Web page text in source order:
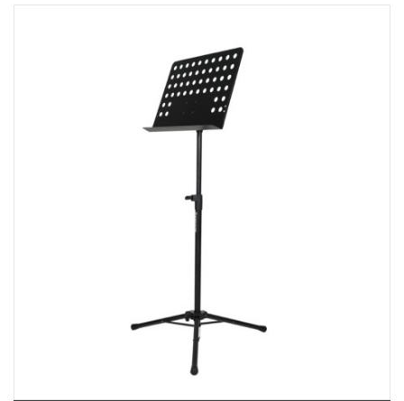
Việt Thương Music - Crescent Mall
6F-01 Tầng 6 Trung Tâm Thương Mại Crescent Mall, 101 Tôn Dật Tiên,
Phường Tân Mỹ, TPHCM, Quận 7, Hồ Chí Minh
Việt Thương Music - 49E Phan Đăng Lưu
49E Phan Đăng Lưu, Phường Bình Thạnh, TPHCM, Quận Bình Thạnh, Hồ
Việt Thương Music - Phường Gò Vấp
Việt Thương Music - 442 Lũy Bán Bích
442 Lũy Bán Bích, Phường Tân Phú, TPHCM, Quận Tân Phú, Hồ Chí Minh
Việt Thương Music - 357 Cộng Hòa
357 Cộng Hòa, Phường Tân Bình, TPHCM, Quận Tân Bình, Hồ Chí Minh
Việt Thương Music - 6F Ngô Thời Nhiệm
6F Ngô Thời Nhiệm, Phường Xuân Hòa, TPHCM, Quận 3, Hồ Chí Minh